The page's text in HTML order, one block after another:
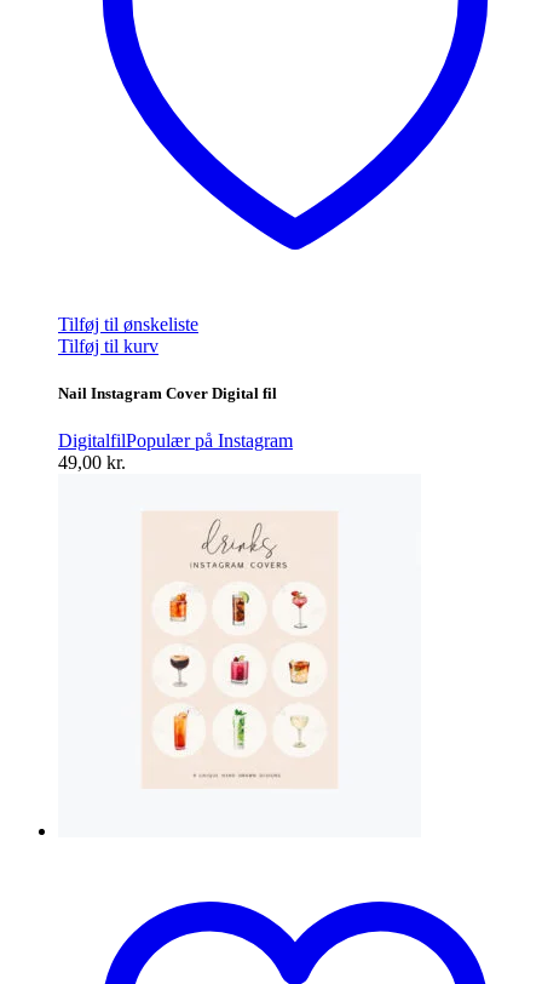
Tilføj til ønskeliste
Tilføj til kurv
Nail Instagram Cover Digital fil
DigitalfilPopulær på Instagram
49,00 kr.